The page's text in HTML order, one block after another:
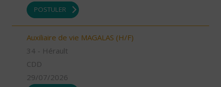
POSTULER
Auxiliaire de vie MAGALAS (H/F)
34 - Hérault
CDD
29/07/2026